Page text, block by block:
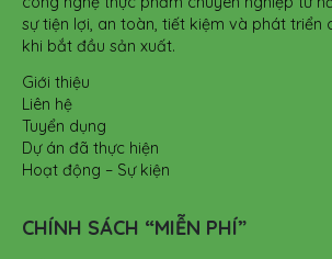
sự tiện lợi, an toàn, tiết kiệm và phát triển
khi bắt đầu sản xuất.
Giới thiệu
Liên hệ
Tuyển dụng
Dự án đã thực hiện
Hoạt động – Sự kiện
CHÍNH SÁCH “MIỄN PHÍ”